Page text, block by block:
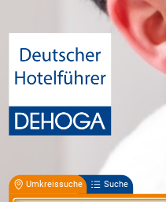
Umkreissuche Suche